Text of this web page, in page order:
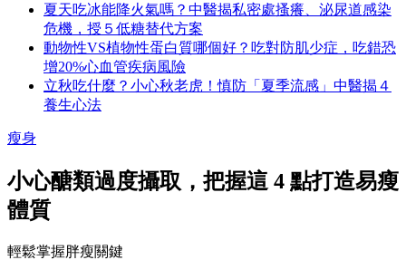
夏天吃冰能降火氣嗎？中醫揭私密處搔癢、泌尿道感染
危機，授５低糖替代方案
動物性VS植物性蛋白質哪個好？吃對防肌少症，吃錯恐
增20%心血管疾病風險
立秋吃什麼？小心秋老虎！慎防「夏季流感」中醫揭４
養生心法
瘦身
小心醣類過度攝取，把握這 4 點打造易瘦
體質
輕鬆掌握胖瘦關鍵